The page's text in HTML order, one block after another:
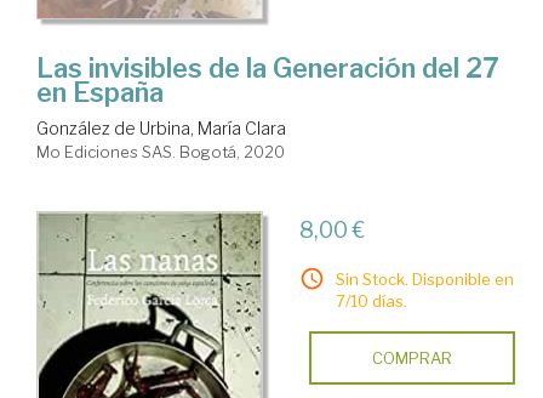
Las invisibles de la Generación del 27
en España
González de Urbina, María Clara
Mo Ediciones SAS. Bogotá, 2020
8,00 €
Sin Stock. Disponible en
7/10 días.
COMPRAR